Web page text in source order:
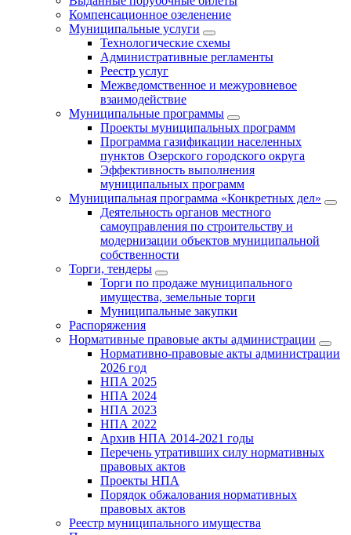
Компенсационное озеленение
Муниципальные услуги
Технологические схемы
Административные регламенты
Реестр услуг
Межведомственное и межуровневое
взаимодействие
Муниципальные программы
Проекты муниципальных программ
Программа газификации населенных
пунктов Озерского городского округа
Эффективность выполнения
муниципальных программ
Муниципальная программа «Конкретных дел»
Деятельность органов местного
самоуправления по строительству и
модернизации объектов муниципальной
собственности
Торги, тендеры
Торги по продаже муниципального
имущества, земельные торги
Муниципальные закупки
Распоряжения
Нормативные правовые акты администрации
Нормативно-правовые акты администрации
2026 год
НПА 2025
НПА 2024
НПА 2023
НПА 2022
Архив НПА 2014-2021 годы
Перечень утративших силу нормативных
правовых актов
Проекты НПА
Порядок обжалования нормативных
правовых актов
Реестр муниципального имущества